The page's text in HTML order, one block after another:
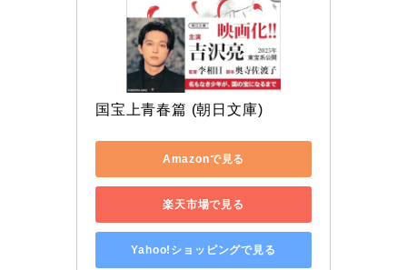
国宝上青春篇 (朝日文庫)
Amazonで見る
楽天市場で見る
Yahoo!ショッピングで見る